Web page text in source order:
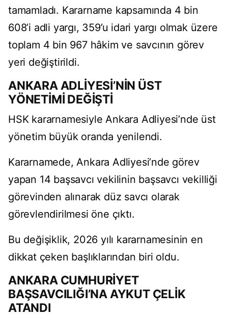
tamamladı. Kararname kapsamında 4 bin
608’i adli yargı, 359’u idari yargı olmak üzere
toplam 4 bin 967 hâkim ve savcının görev
yeri değiştirildi.
ANKARA ADLİYESİ’NİN ÜST
YÖNETİMİ DEĞİŞTİ
HSK kararnamesiyle Ankara Adliyesi’nde üst
yönetim büyük oranda yenilendi.
Kararnamede, Ankara Adliyesi’nde görev
yapan 14 başsavcı vekilinin başsavcı vekilliği
görevinden alınarak düz savcı olarak
görevlendirilmesi öne çıktı.
Bu değişiklik, 2026 yılı kararnamesinin en
dikkat çeken başlıklarından biri oldu.
ANKARA CUMHURİYET
BAŞSAVCILIĞI’NA AYKUT ÇELİK
ATANDI